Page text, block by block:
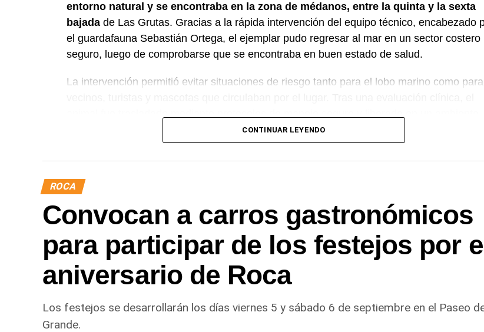
entorno natural y se encontraba en la zona de médanos, entre la quinta y la sexta
bajada de Las Grutas. Gracias a la rápida intervención del equipo técnico, encabezado
el guardafauna Sebastián Ortega, el ejemplar pudo regresar al mar en un sector costero
seguro, luego de comprobarse que se encontraba en buen estado de salud.
La intervención permitió evitar situaciones de riesgo tanto para el lobo marino como para
CONTINUAR LEYENDO
ROCA
Convocan a carros gastronómicos
para participar de los festejos por
aniversario de Roca
Los festejos se desarrollarán los días viernes 5 y sábado 6 de septiembre en el Paseo
Grande.